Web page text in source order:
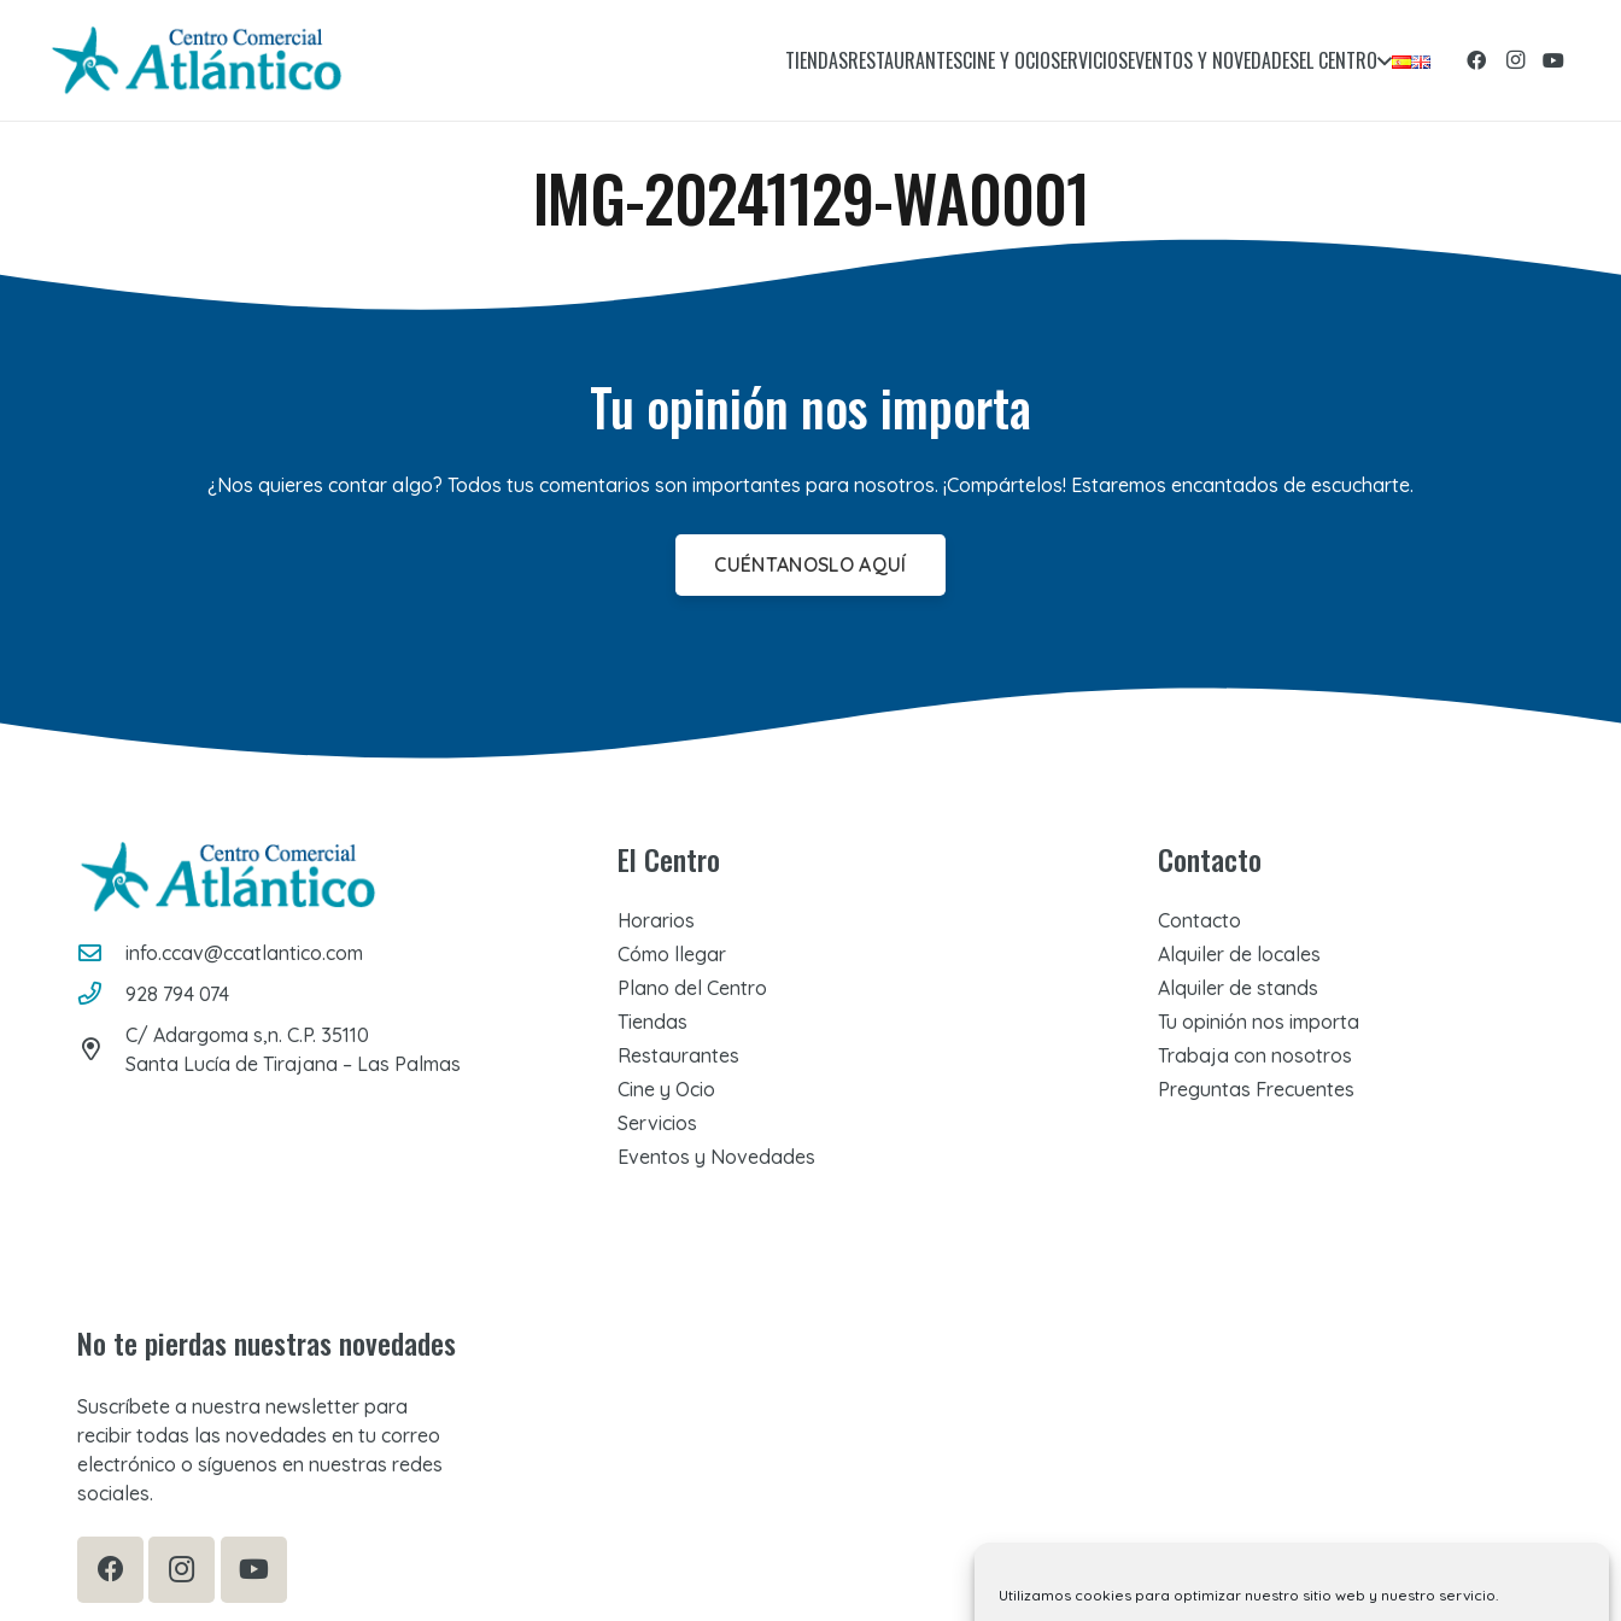
Utilizamos cookies para optimizar nuestro sitio web y nuestro servicio.
TIENDASRESTAURANTESCINE Y OCIOSERVICIOSEVENTOS Y NOVEDADESEL CENTRO
IMG-20241129-WA0001
Tu opinión nos importa
¿Nos quieres contar algo? Todos tus comentarios son importantes para nosotros. ¡Compártelos! Estaremos encantados de escucharte.
CUÉNTANOSLO AQUÍ
info.ccav@ccatlantico.com
928 794 074
C/ Adargoma s,n. C.P. 35110
Santa Lucía de Tirajana – Las Palmas
El Centro
Horarios
Cómo llegar
Plano del Centro
Tiendas
Restaurantes
Cine y Ocio
Servicios
Eventos y Novedades
Contacto
Contacto
Alquiler de locales
Alquiler de stands
Tu opinión nos importa
Trabaja con nosotros
Preguntas Frecuentes
No te pierdas nuestras novedades
Suscríbete a nuestra newsletter para
recibir todas las novedades en tu correo
electrónico o síguenos en nuestras redes
sociales.